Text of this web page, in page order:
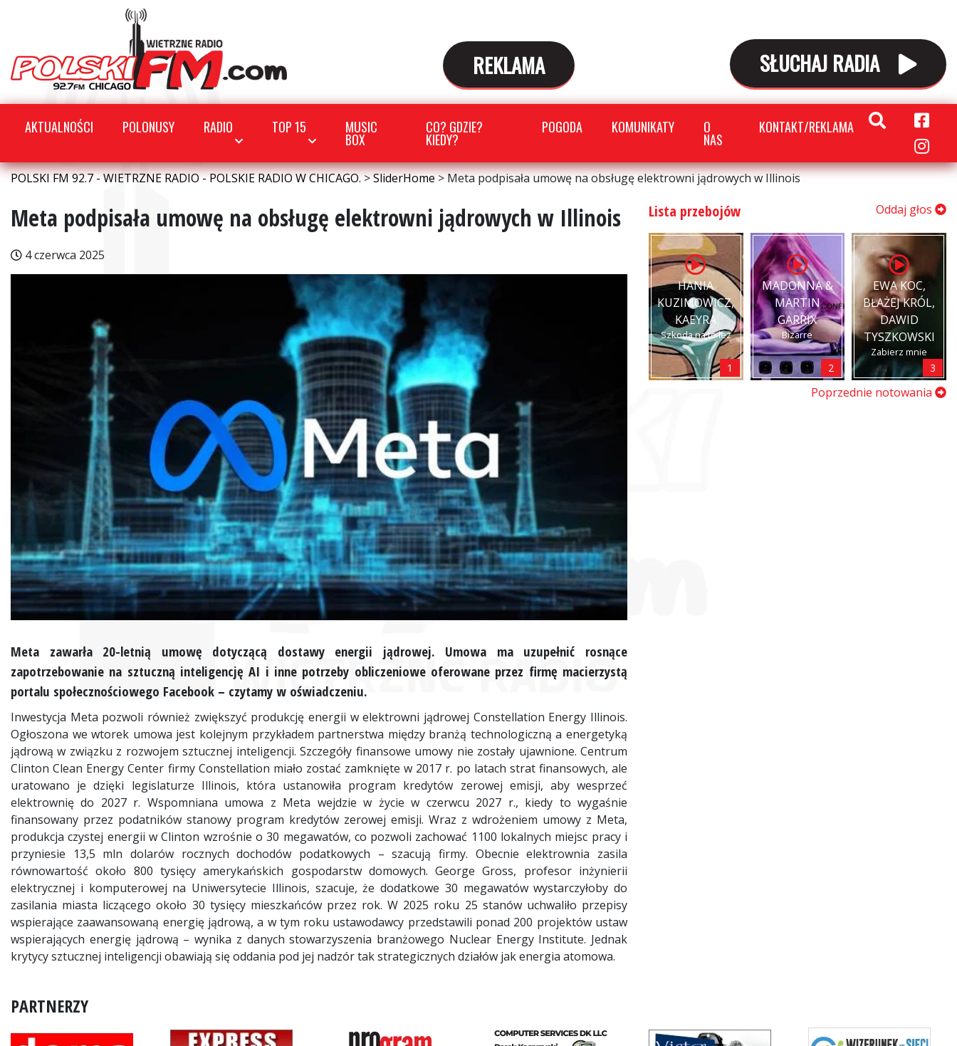
REKLAMA SŁUCHAJ RADIA
AKTUALNOŚCI POLONUSY RADIO TOP 15 MUSIC
BOX
CO? GDZIE?
KIEDY?
POGODA KOMUNIKATY O
NAS
KONTAKT/REKLAMA
POLSKI FM 92.7 - WIETRZNE RADIO - POLSKIE RADIO W CHICAGO.>SliderHome>Meta podpisała umowę na obsługę elektrowni jądrowych w Illinois
Meta podpisała umowę na obsługę elektrowni jądrowych w Illinois
4 czerwca 2025
Meta zawarła 20-letnią umowę dotyczącą dostawy energii jądrowej. Umowa ma uzupełnić rosnące
zapotrzebowanie na sztuczną inteligencję AI i inne potrzeby obliczeniowe oferowane przez firmę macierzystą
portalu społecznościowego Facebook – czytamy w oświadczeniu.
Inwestycja Meta pozwoli również zwiększyć produkcję energii w elektrowni jądrowej Constellation Energy Illinois.
Ogłoszona we wtorek umowa jest kolejnym przykładem partnerstwa między branżą technologiczną a energetyką
jądrową w związku z rozwojem sztucznej inteligencji. Szczegóły finansowe umowy nie zostały ujawnione. Centrum
Clinton Clean Energy Center firmy Constellation miało zostać zamknięte w 2017 r. po latach strat finansowych, ale
uratowano je dzięki legislaturze Illinois, która ustanowiła program kredytów zerowej emisji, aby wesprzeć
elektrownię do 2027 r. Wspomniana umowa z Meta wejdzie w życie w czerwcu 2027 r., kiedy to wygaśnie
finansowany przez podatników stanowy program kredytów zerowej emisji. Wraz z wdrożeniem umowy z Meta,
produkcja czystej energii w Clinton wzrośnie o 30 megawatów, co pozwoli zachować 1100 lokalnych miejsc pracy i
przyniesie 13,5 mln dolarów rocznych dochodów podatkowych – szacują firmy. Obecnie elektrownia zasila
równowartość około 800 tysięcy amerykańskich gospodarstw domowych. George Gross, profesor inżynierii
elektrycznej i komputerowej na Uniwersytecie Illinois, szacuje, że dodatkowe 30 megawatów wystarczyłoby do
zasilania miasta liczącego około 30 tysięcy mieszkańców przez rok. W 2025 roku 25 stanów uchwaliło przepisy
wspierające zaawansowaną energię jądrową, a w tym roku ustawodawcy przedstawili ponad 200 projektów ustaw
wspierających energię jądrową – wynika z danych stowarzyszenia branżowego Nuclear Energy Institute. Jednak
krytycy sztucznej inteligencji obawiają się oddania pod jej nadzór tak strategicznych działów jak energia atomowa.
Lista przebojów Oddaj głos
HANIA
KUZIMOWICZ,
KAEYRA
Szkoda na to łez
1
MADONNA &
MARTIN
GARRIX
Bizarre
2
EWA KOC,
BŁAŻEJ KRÓL,
DAWID
TYSZKOWSKI
Zabierz mnie
3
Poprzednie notowania
PARTNERZY